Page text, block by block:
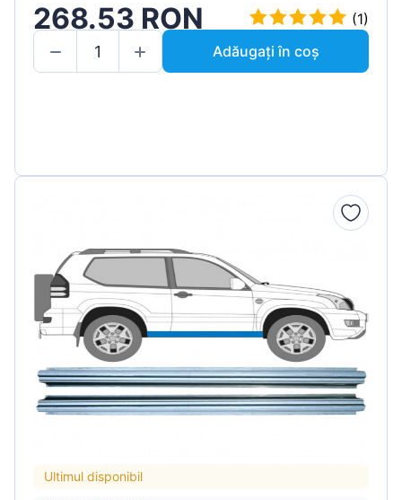
268.53 RON
(1)
Adăugați în coș
Ultimul disponibil